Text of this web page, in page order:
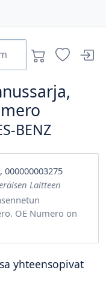
BENZ
Laitteen
OE Numero on
yhteensopivat